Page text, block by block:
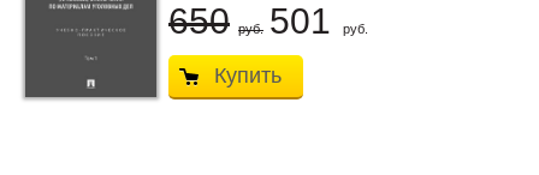
650 руб. 501 руб.
Купить